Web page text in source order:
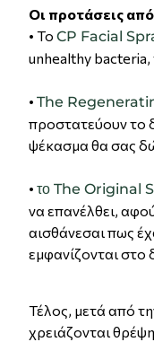
Οι προτάσεις
• Το CP Facial
unhealthy
• The
προστατεύουν το
ψέκασμα θα σας
• το The Original
να επανέλθει,
αισθάνεσαι πως
εμφανίζονται στο
Τέλος, μετά από
χρειάζονται